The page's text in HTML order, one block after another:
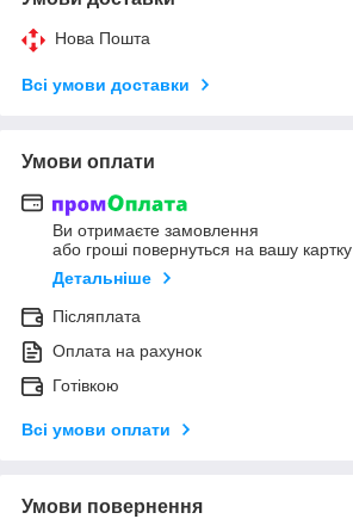
Нова Пошта
Всі умови доставки
Умови оплати
Ви отримаєте замовлення
або гроші повернуться на вашу картку
Детальніше
Післяплата
Оплата на рахунок
Готівкою
Всі умови оплати
Умови повернення